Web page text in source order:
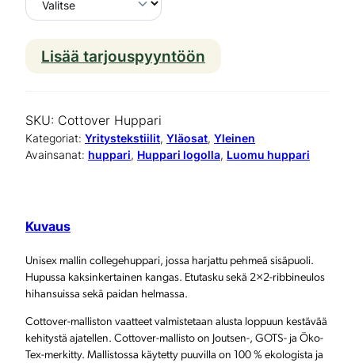
t
e
h
u
p
p
Lisää tarjouspyyntöön
SKU: Cottover Huppari
Kategoriat: Yritystekstiilit, Yläosat, Yleinen
Avainsanat: huppari, Huppari logolla, Luomu huppari
Kuvaus
Unisex mallin collegehuppari, jossa harjattu pehmeä sisäpuoli.
Hupussa kaksinkertainen kangas. Etutasku sekä 2×2-ribbineulos
hihansuissa sekä paidan helmassa.
Cottover-malliston vaatteet valmistetaan alusta loppuun kestävää
kehitystä ajatellen. Cottover-mallisto on Joutsen-, GOTS- ja Öko-
Tex-merkitty. Mallistossa käytetty puuvilla on 100 % ekologista ja